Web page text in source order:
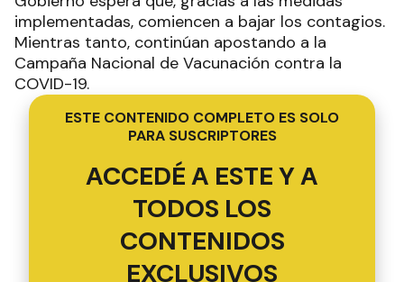
implementadas, comiencen a bajar los contagios.
Mientras tanto, continúan apostando a la
Campaña Nacional de Vacunación contra la
COVID-19.
ESTE CONTENIDO COMPLETO ES SOLO
PARA SUSCRIPTORES
ACCEDÉ A ESTE Y A
TODOS LOS
CONTENIDOS
EXCLUSIVOS